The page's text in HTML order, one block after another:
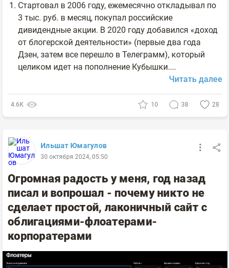
Стартовал в 2006 году, ежемесячно откладывал по
3 тыс. руб. в месяц, покупал российские
дивидендные акции. В 2020 году добавился «доход
от блогерской деятельности» (первые два года
Дзен, затем все перешло в Телеграмм), который
целиком идет на пополнение Кубышки....
Читать далее
4.6К 10 38 28
Ильшат Юмагулов
30 октября 2024, 05:50
Огромная радость у меня, год назад
писал и вопрошал - почему никто не
сделает простой, лаконичный сайт с
облигациями-флоатерами-
корпоратерами